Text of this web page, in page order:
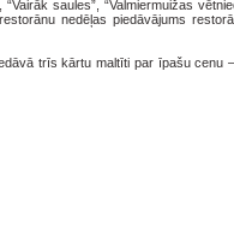
saules”, “Valmiermuižas
nedēļas piedāvājums
trīs kārtu maltīti par īpašu